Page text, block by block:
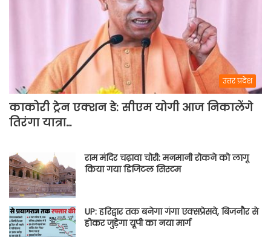
उत्तर प्रदेश
काकोरी ट्रेन एक्शन डे: सीएम योगी आज निकालेंगे
तिरंगा यात्रा…
राम मंदिर चढ़ावा चोरी: मनमानी रोकने को लागू
किया गया डिजिटल सिस्टम
UP: हरिद्वार तक बनेगा गंगा एक्सप्रेसवे, बिजनौर से
होकर जुड़ेगा यूपी का नया मार्ग